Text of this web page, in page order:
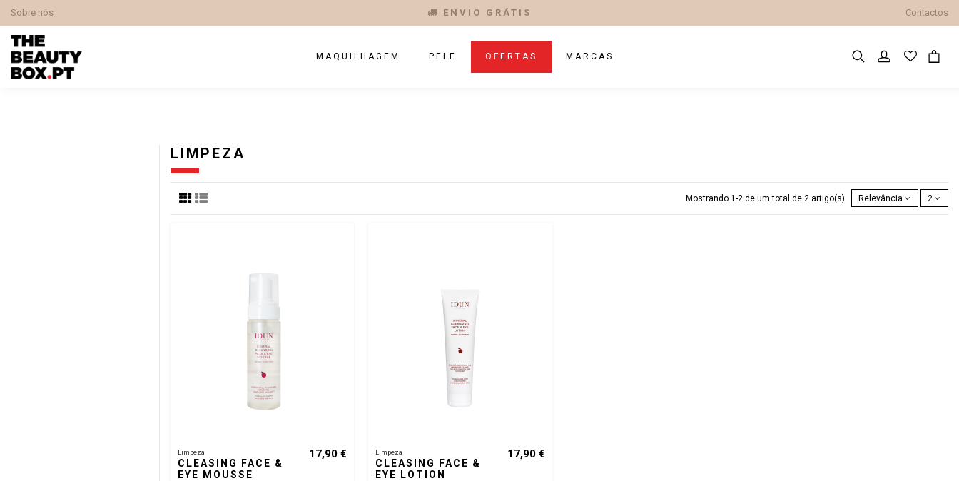
Sobre nós ENVIO GRÁTIS Contactos
MAQUILHAGEM PELE OFERTAS MARCAS
LIMPEZA
Mostrando 1-2 de um total de 2 artigo(s) Relevância 2
Limpeza
CLEASING FACE &
EYE MOUSSE
17,90 € Limpeza
CLEASING FACE &
EYE LOTION
17,90 €